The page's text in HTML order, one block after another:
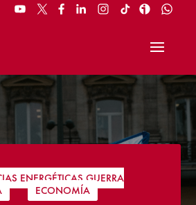
ENERGÉTICAS GUERRA
| ECONOMÍA